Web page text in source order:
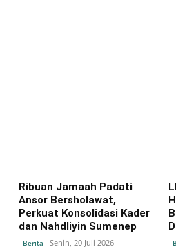
Ribuan Jamaah Padati
Ansor Bersholawat,
Perkuat Konsolidasi Kader
dan Nahdliyin Sumenep
Berita Senin, 20 Juli 2026